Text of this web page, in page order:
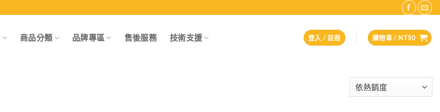
商品分類 品牌專區 售後服務 技術支援 登入 / 註冊 購物車 / NT$0